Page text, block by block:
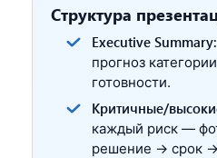
Структура
Executive Summary:
прогноз
готовности.
Критичные/
каждый риск —
решение → срок